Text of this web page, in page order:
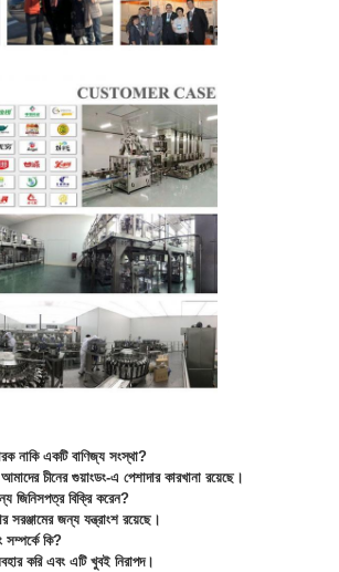
নাকি একটি বাণিজ্য সংস্থা?
চীনের গুয়াংডং-এ পেশাদার কারখানা রয়েছে।
জিনিসপত্র বিক্রি করেন?
জন্য যন্ত্রাংশ রয়েছে।
কি?
করি এবং এটি খুবই নিরাপদ।